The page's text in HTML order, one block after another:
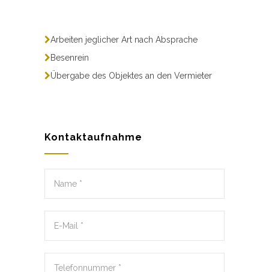
Arbeiten jeglicher Art nach Absprache
Besenrein
Übergabe des Objektes an den Vermieter
Kontaktaufnahme